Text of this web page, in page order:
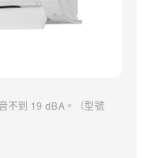
不到 19 dBA。（型號